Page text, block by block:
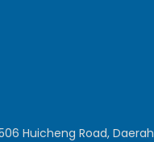
Huicheng Road, Daerah